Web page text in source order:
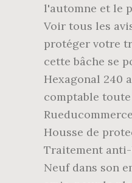
l'automne et le
Voir tous les
protéger votre
cette bâche se
Hexagonal 240
comptable
Housse de
Traitement anti-
Neuf dans son